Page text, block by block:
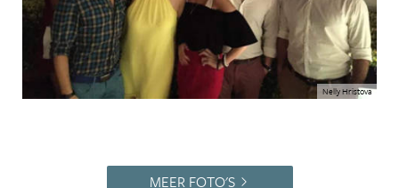
Nelly Hristova
MEER FOTO'S